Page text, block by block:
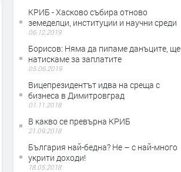
КРИБ - Хасково събира отново
земеделци, институции и научни среди
06.12.2019
Борисов: Няма да пипаме данъците, ще
натискаме за заплатите
05.06.2019
Вицепрезидентът идва на среща с
бизнеса в Димитровград
01.11.2018
В какво се превърна КРИБ
21.09.2018
България най-бедна? Не – с най-много
укрити доходи!
18.05.2018